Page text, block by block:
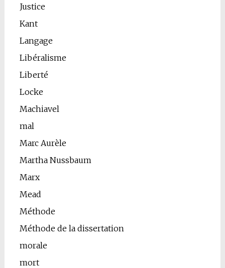
Justice
Kant
Langage
Libéralisme
Liberté
Locke
Machiavel
mal
Marc Aurèle
Martha Nussbaum
Marx
Mead
Méthode
Méthode de la dissertation
morale
mort